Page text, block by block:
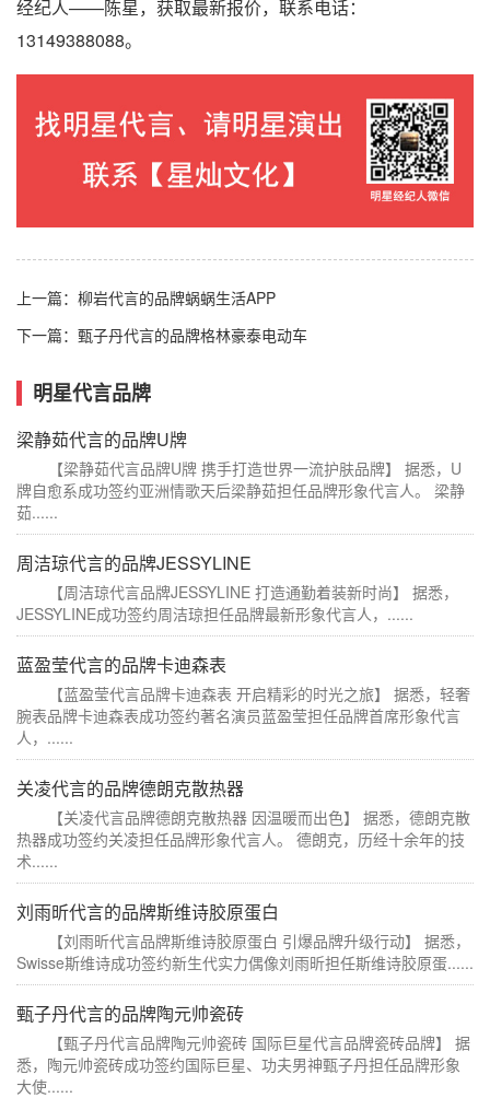
经纪人——陈星，获取最新报价，联系电话：
13149388088。
上一篇： 柳岩代言的品牌蜗蜗生活APP
下一篇： 甄子丹代言的品牌格林豪泰电动车
明星代言品牌
梁静茹代言的品牌U牌
【梁静茹代言品牌U牌 携手打造世界一流护肤品牌】 据悉，U
牌自愈系成功签约亚洲情歌天后梁静茹担任品牌形象代言人。 梁静
茹......
周洁琼代言的品牌JESSYLINE
【周洁琼代言品牌JESSYLINE 打造通勤着装新时尚】 据悉，
JESSYLINE成功签约周洁琼担任品牌最新形象代言人，......
蓝盈莹代言的品牌卡迪森表
【蓝盈莹代言品牌卡迪森表 开启精彩的时光之旅】 据悉，轻奢
腕表品牌卡迪森表成功签约著名演员蓝盈莹担任品牌首席形象代言
人，......
关凌代言的品牌德朗克散热器
【关凌代言品牌德朗克散热器 因温暖而出色】 据悉，德朗克散
热器成功签约关凌担任品牌形象代言人。 德朗克，历经十余年的技
术......
刘雨昕代言的品牌斯维诗胶原蛋白
【刘雨昕代言品牌斯维诗胶原蛋白 引爆品牌升级行动】 据悉，
Swisse斯维诗成功签约新生代实力偶像刘雨昕担任斯维诗胶原蛋......
甄子丹代言的品牌陶元帅瓷砖
【甄子丹代言品牌陶元帅瓷砖 国际巨星代言品牌瓷砖品牌】 据
悉，陶元帅瓷砖成功签约国际巨星、功夫男神甄子丹担任品牌形象
大使......